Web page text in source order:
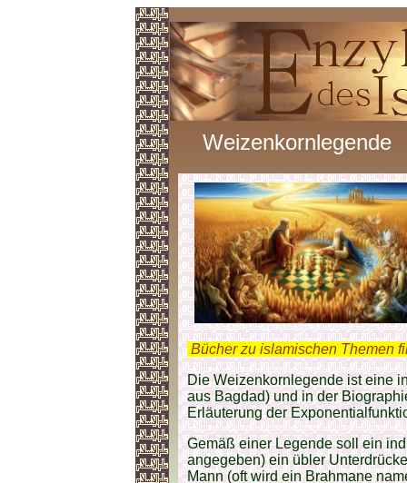
Weizenkornlegende
Bücher zu islamischen Themen
Die Weizenkornlegende ist eine
aus Bagdad) und in der
Erläuterung der
Gemäß einer Legende soll ein
angegeben) ein übler
Mann (oft wird ein Brahmane